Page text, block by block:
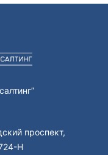
проспект,
Н